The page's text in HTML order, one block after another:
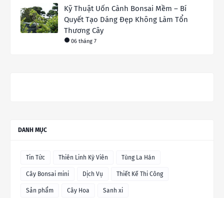
Kỹ Thuật Uốn Cành Bonsai Mềm – Bí
Quyết Tạo Dáng Đẹp Không Làm Tổn
Thương Cây
06 tháng 7
DANH MỤC
Tin Tức Thiên Linh Kỳ Viên Tùng La Hán
Cây Bonsai mini Dịch Vụ Thiết Kế Thi Công
Sản phẩm Cây Hoa Sanh xi